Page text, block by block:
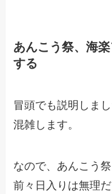
あんこう祭、海
する
冒頭でも説明しま
混雑します。
なので、あんこう
前々日入りは無理